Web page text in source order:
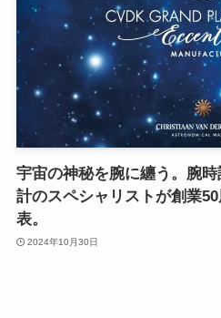
宇宙の神秘を腕に纏う。腕
計のスペシャリストが創業
表。
2024年10月30日